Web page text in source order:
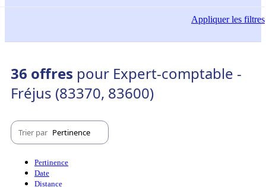
Appliquerles filtres
36 offres pour Expert-comptable -
Fréjus (83370, 83600)
Trier par Pertinence
Pertinence
Date
Distance